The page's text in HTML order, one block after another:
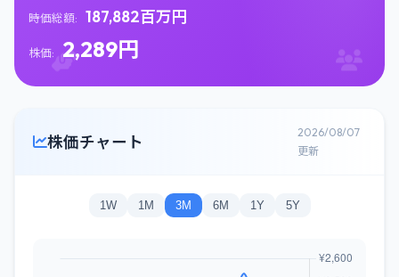
時価総額: 187,882百万円
株価: 2,289円
株価チャート
2026/08/07
更新
1W 1M 3M 6M 1Y 5Y